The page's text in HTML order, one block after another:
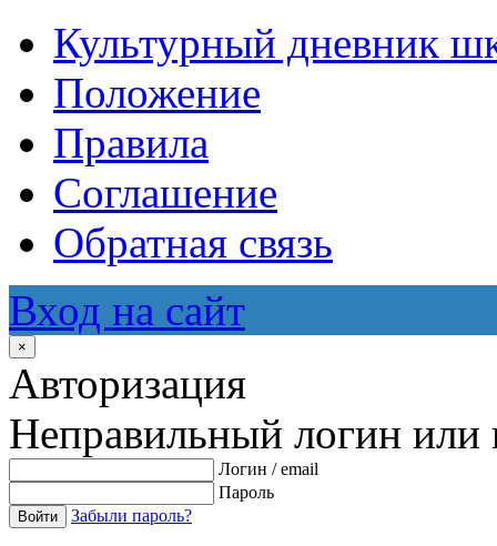
Культурный дневник
Положение
Правила
Соглашение
Обратная связь
Вход на сайт
×
Авторизация
Неправильный логин или
Логин / email
Пароль
Войти Забыли пароль?